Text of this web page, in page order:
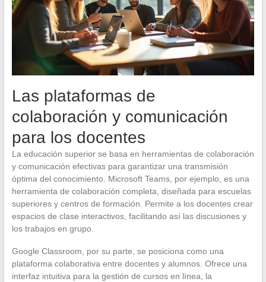
Las plataformas de
colaboración y comunicación
para los docentes
La educación superior se basa en herramientas de colaboración
y comunicación efectivas para garantizar una transmisión
óptima del conocimiento. Microsoft Teams, por ejemplo, es una
herramienta de colaboración completa, diseñada para escuelas
superiores y centros de formación. Permite a los docentes crear
espacios de clase interactivos, facilitando así las discusiones y
los trabajos en grupo.
Google Classroom, por su parte, se posiciona como una
plataforma colaborativa entre docentes y alumnos. Ofrece una
interfaz intuitiva para la gestión de cursos en línea, la